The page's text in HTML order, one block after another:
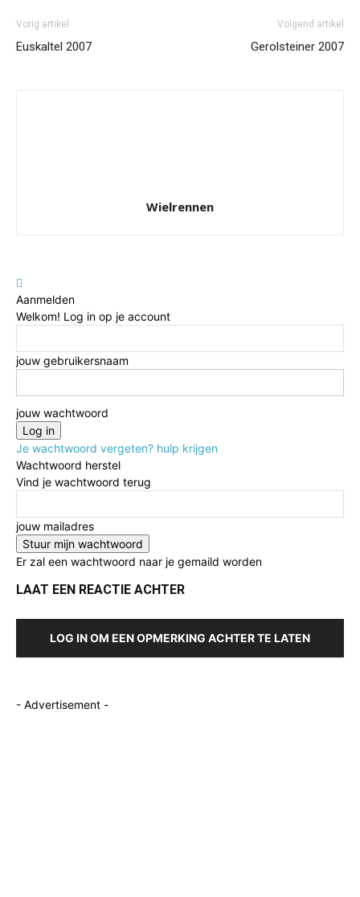
Vorig artikel
Euskaltel 2007
Volgend artikel
Gerolsteiner 2007
Wielrennen
Aanmelden
Welkom! Log in op je account
jouw gebruikersnaam
jouw wachtwoord
Je wachtwoord vergeten? hulp krijgen
Wachtwoord herstel
Vind je wachtwoord terug
jouw mailadres
Er zal een wachtwoord naar je gemaild worden
LAAT EEN REACTIE ACHTER
LOG IN OM EEN OPMERKING ACHTER TE LATEN
- Advertisement -